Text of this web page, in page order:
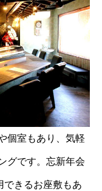
個室もあり、気軽
グです。忘新年会
できるお座敷もあ